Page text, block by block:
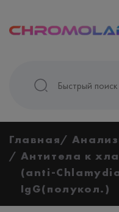
Главная
Антитела к
(anti-
IgG(полукол.)